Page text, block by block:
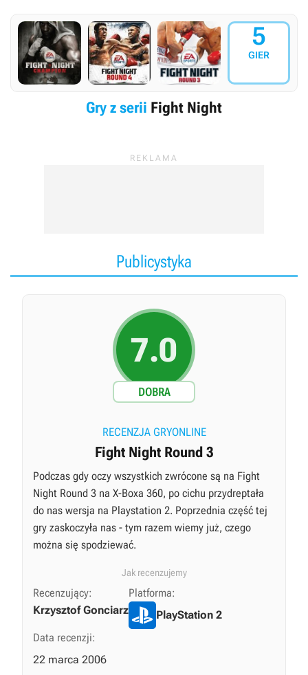
5
GIER
Gry z serii Fight Night
Publicystyka
7.0
DOBRA
RECENZJA GRYONLINE
Fight Night Round 3
Podczas gdy oczy wszystkich zwrócone są na Fight
Night Round 3 na X-Boxa 360, po cichu przydreptała
do nas wersja na Playstation 2. Poprzednia część tej
gry zaskoczyła nas - tym razem wiemy już, czego
można się spodziewać.
Jak recenzujemy
Recenzujący:
Krzysztof Gonciarz
Platforma:
PlayStation 2
Data recenzji:
22 marca 2006